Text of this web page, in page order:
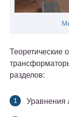
Теоретические
разделов:
Уравнения